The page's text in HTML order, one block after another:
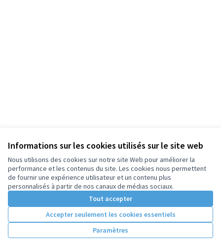
Informations sur les cookies utilisés sur le site web
Nous utilisons des cookies sur notre site Web pour améliorer la
performance et les contenus du site. Les cookies nous permettent
de fournir une expérience utilisateur et un contenu plus
personnalisés à partir de nos canaux de médias sociaux.
Tout accepter
Accepter seulement les cookies essentiels
Paramètres